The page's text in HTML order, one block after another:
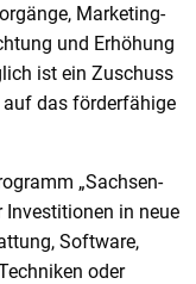
Marketing-
und Erhöhung
ist ein Zuschuss
das förderfähige
„Sachsen-
Investitionen in neue
Software,
oder